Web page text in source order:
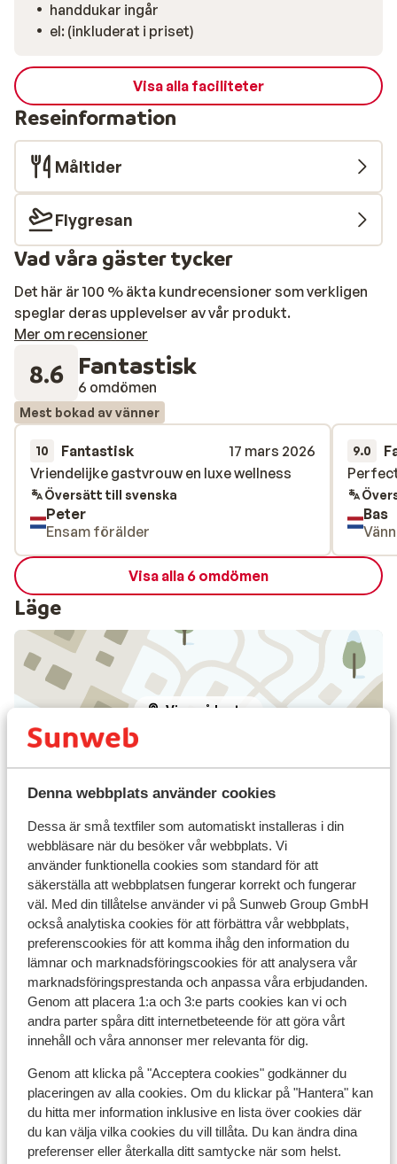
Denna webbplats använder cookies
Dessa är små textfiler som automatiskt installeras i din
webbläsare när du besöker vår webbplats. Vi
använder funktionella cookies som standard för att
säkerställa att webbplatsen fungerar korrekt och fungerar
väl. Med din tillåtelse använder vi på Sunweb Group GmbH
också analytiska cookies för att förbättra vår webbplats,
preferenscookies för att komma ihåg den information du
lämnar och marknadsföringscookies för att analysera vår
marknadsföringsprestanda och anpassa våra erbjudanden.
Genom att placera 1:a och 3:e parts cookies kan vi och
andra parter spåra ditt internetbeteende för att göra vårt
innehåll och våra annonser mer relevanta för dig.
Genom att klicka på "Acceptera cookies" godkänner du
placeringen av alla cookies. Om du klickar på "Hantera" kan
du hitta mer information inklusive en lista över cookies där
du kan välja vilka cookies du vill tillåta. Du kan ändra dina
preferenser eller återkalla ditt samtycke när som helst.
handdukar ingår
el: (inkluderat i priset)
Visa alla faciliteter
Reseinformation
Måltider
Flygresan
Vad våra gäster tycker
Det här är 100 % äkta kundrecensioner som verkligen
speglar deras upplevelser av vår produkt.
Mer om recensioner
8.6 Fantastisk
6 omdömen
Mest bokad av vänner
10 Fantastisk
17 mars 2026
Vriendelijke gastvrouw en luxe wellness
Vriendelijke gastvrouw en luxe wellness
Översätt till svenska
Peter
Ensam förälder
9.0
Bas
Visa alla 6 omdömen
Läge
Visa på karta
I området
I centrum
Avstånd till pist ca 200 m
Avstånd till skidlift gabühellift är ca 70 m
Närmaste butiker ca 200 m
Lugnt läge
Liftkort/Utrustning/Skidskola
Liftkort
Utrustning
Andra boenden i Hochkönig - Ski
Amadé